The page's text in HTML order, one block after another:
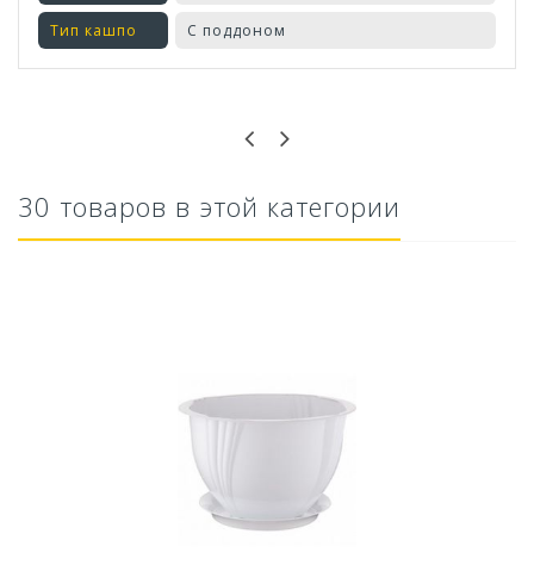
Тип кашпо С поддоном
Ускоритель компоста 60гр
30 товаров в этой категории